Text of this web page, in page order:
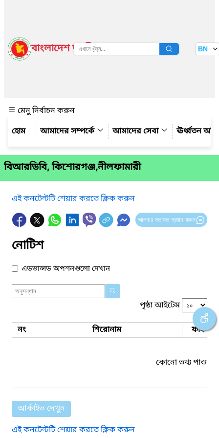
বাংলাদেশ জাতীয় তথ্য বাতায়ন BN
মেনু নির্বাচন করুন
আমাদের সম্পর্কে
আমাদের সেবা ঊর্ধ্বতন
বিআরডিবি, কিশোরগঞ্জ,নীলফামারী
এই কনটেন্টটি শেয়ার করতে ক্লিক করুন
আপনার মতামত প্রদান করুন
নোটিশ
এডভান্সড অপশনগুলো দেখান
পৃষ্ঠা আইটেম
নং শিরোনাম ফাইল
কোনো তথ্য পাওয়া
আর্কাইভ দেখুন
এই কনটেন্টটি শেয়ার করতে ক্লিক করুন